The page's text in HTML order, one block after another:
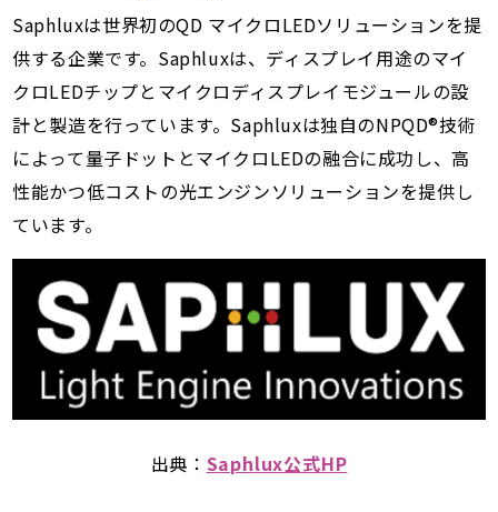
Saphluxは世界初のQD マイクロLEDソリューションを提
供する企業です。Saphluxは、ディスプレイ用途のマイ
クロLEDチップとマイクロディスプレイモジュールの設
計と製造を行っています。Saphluxは独自のNPQD®技術
によって量子ドットとマイクロLEDの融合に成功し、高
性能かつ低コストの光エンジンソリューションを提供し
ています。
出典： Saphlux公式HP